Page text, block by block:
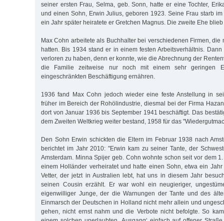
seiner ersten Frau, Selma, geb. Sonn, hatte er eine Tochter,
und einen Sohn, Erwin Julius, geboren 1923. Seine Frau starb
ein Jahr später heiratete er Gretchen Magnus. Die zweite Ehe
Max Cohn arbeitete als Buchhalter bei verschiedenen Firmen, die
hat­ten. Bis 1934 stand er in einem festen Arbeitsverhältnis.
verloren zu haben, denn er konnte, wie die Abrechnung der
die Familie zeitweise nur noch mit einem sehr geringen
eingeschränkten Beschäftigung ernähren.
1936 fand Max Cohn jedoch wieder eine feste Anstellung in
früher im Bereich der Rohölindustrie, diesmal bei der Firma
dort von Januar 1936 bis September 1941 beschäftigt. Das
dem Zweiten Weltkrieg weiter bestand, 1958 für das
Den Sohn Erwin schickten die Eltern im Februar 1938 nach
berichtet im Jahr 2010: "Erwin kam zu seiner Tante, der
Amsterdam. Minna Spijer geb. Cohn wohnte schon seit vor dem
einem Holländer verheiratet und hatte einen Sohn, etwa ein
Vetter, der jetzt in Australien lebt, hat uns in diesem Jahr
seinen Cousin er­zählt. Er war wohl ein neugieriger,
eigenwilliger Junge, der die Warnungen der Tante und des
Einmarsch der Deutschen in Holland nicht mehr allein und
gehen, nicht ernst nahm und die Verbote nicht befolgte. So